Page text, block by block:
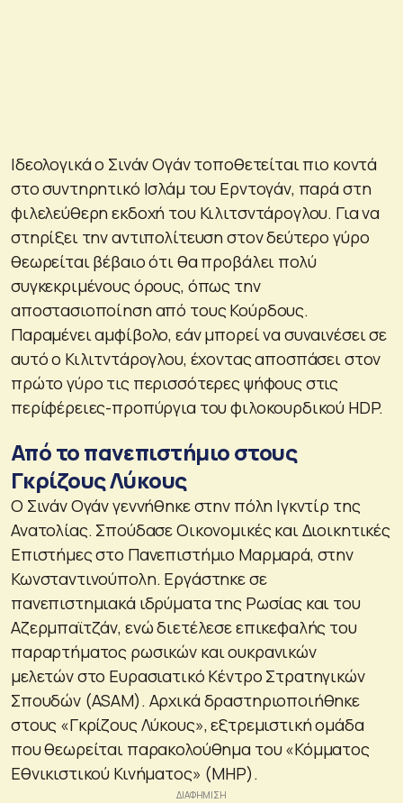
Ιδεολογικά ο Σινάν Ογάν τοποθετείται πιο κοντά
στο συντηρητικό Ισλάμ του Ερντογάν, παρά στη
φιλελεύθερη εκδοχή του Κιλιτσντάρογλου. Για να
στηρίξει την αντιπολίτευση στον δεύτερο γύρο
θεωρείται βέβαιο ότι θα προβάλει πολύ
συγκεκριμένους όρους, όπως την
αποστασιοποίηση από τους Κούρδους.
Παραμένει αμφίβολο, εάν μπορεί να συναινέσει σε
αυτό ο Κιλιτντάρογλου, έχοντας αποσπάσει στον
πρώτο γύρο τις περισσότερες ψήφους στις
περίφέρειες-προπύργια του φιλοκουρδικού HDP.
Από το πανεπιστήμιο στους
Γκρίζους Λύκους
Ο Σινάν Ογάν γεννήθηκε στην πόλη Ιγκντίρ της
Ανατολίας. Σπούδασε Οικονομικές και Διοικητικές
Επιστήμες στο Πανεπιστήμιο Μαρμαρά, στην
Κωνσταντινούπολη. Εργάστηκε σε
πανεπιστημιακά ιδρύματα της Ρωσίας και του
Αζερμπαϊτζάν, ενώ διετέλεσε επικεφαλής του
παραρτήματος ρωσικών και ουκρανικών
μελετών στο Ευρασιατικό Κέντρο Στρατηγικών
Σπουδών (ASAM). Αρχικά δραστηριοποιήθηκε
στους «Γκρίζους Λύκους», εξτρεμιστική ομάδα
που θεωρείται παρακολούθημα του «Κόμματος
Εθνικιστικού Κινήματος» (MHP).